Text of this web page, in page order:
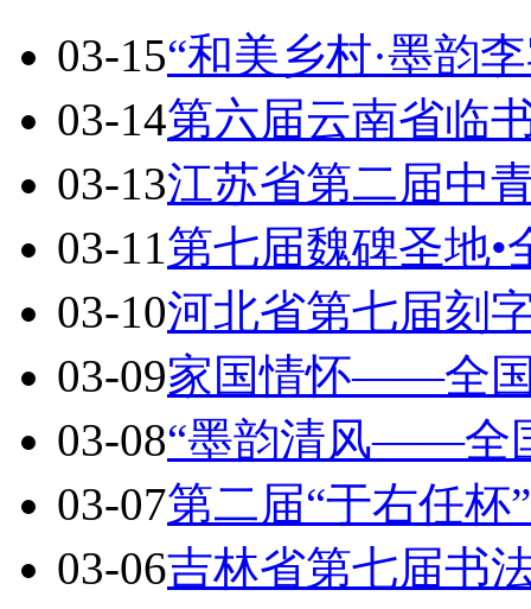
03-15“和美乡村·墨韵
03-14第六届云南省临
03-13江苏省第二届中
03-11第七届魏碑圣地•
03-10河北省第七届刻
03-09家国情怀——全
03-08“墨韵清风——全
03-07第二届“于右任
03-06吉林省第七届书